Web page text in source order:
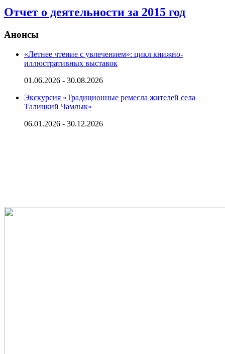
Отчет о деятельности за 2015 год
Анонсы
«Летнее чтение с увлечением»: цикл книжно-
иллюстративных выставок
01.06.2026 - 30.08.2026
Экскурсия «Традиционные ремесла жителей села
Талицкий Чамлык»
06.01.2026 - 30.12.2026